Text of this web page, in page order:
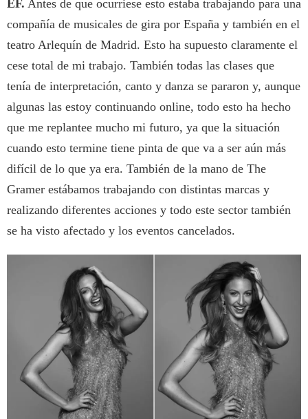
EF. Antes de que ocurriese esto estaba trabajando para una
compañía de musicales de gira por España y también en el
teatro Arlequín de Madrid. Esto ha supuesto claramente el
cese total de mi trabajo. También todas las clases que
tenía de interpretación, canto y danza se pararon y, aunque
algunas las estoy continuando online, todo esto ha hecho
que me replantee mucho mi futuro, ya que la situación
cuando esto termine tiene pinta de que va a ser aún más
difícil de lo que ya era. También de la mano de The
Gramer estábamos trabajando con distintas marcas y
realizando diferentes acciones y todo este sector también
se ha visto afectado y los eventos cancelados.